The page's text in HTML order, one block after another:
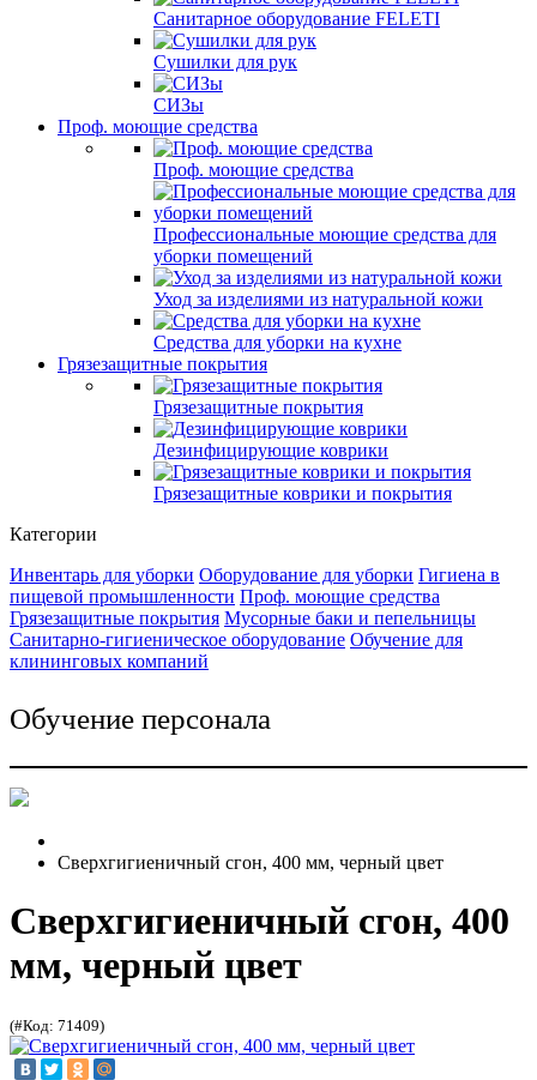
Санитарное оборудование FELETI
Сушилки для рук
СИЗы
Проф. моющие средства
Проф. моющие средства
Профессиональные моющие средства для
уборки помещений
Уход за изделиями из натуральной кожи
Средства для уборки на кухне
Грязезащитные покрытия
Грязезащитные покрытия
Дезинфицирующие коврики
Грязезащитные коврики и покрытия
Категории
Инвентарь для уборки Оборудование для уборки Гигиена в
пищевой промышленности Проф. моющие средства
Грязезащитные покрытия Мусорные баки и пепельницы
Санитарно-гигиеническое оборудование Обучение для
клининговых компаний
Обучение персонала
Сверхгигиеничный сгон, 400 мм, черный цвет
Сверхгигиеничный сгон, 400
мм, черный цвет
(#Код: 71409)